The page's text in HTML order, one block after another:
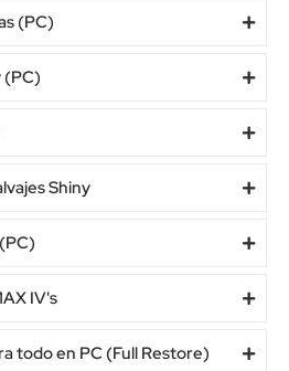
(PC)
(PC)
Shiny
IV's
todo en PC (Full Restore)